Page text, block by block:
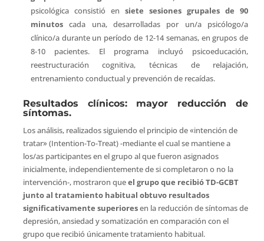
psicológica consistió en siete sesiones grupales de 90
minutoscada una, desarrolladas por un/a psicólogo/a
clínico/a durante un período de 12-14 semanas, en grupos de
8-10 pacientes. El programa incluyó psicoeducación,
reestructuración cognitiva, técnicas de relajación,
entrenamiento conductual y prevención de recaídas.
Resultados clínicos: mayor reducción de
síntomas.
Los análisis, realizados siguiendo el principio de «intención de
tratar» (Intention-To-Treat) -mediante el cual se mantiene a
los/as participantes en el grupo al que fueron asignados
inicialmente, independientemente de si completaron o no la
intervención-, mostraron queel grupo que recibió TD-GCBT
junto al tratamiento habitual obtuvo resultados
significativamente superioresen la reducción de síntomas de
depresión, ansiedad y somatización en comparación con el
grupo que recibió únicamente tratamiento habitual.